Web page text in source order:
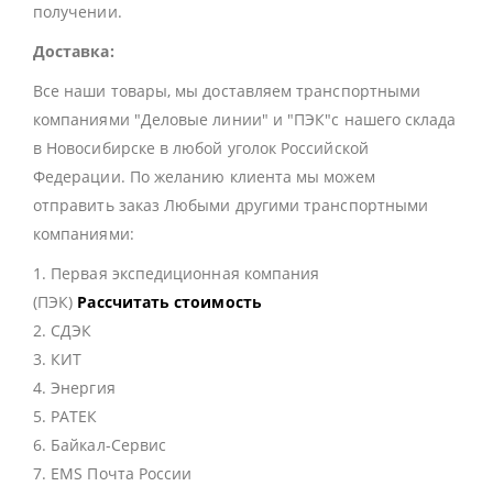
получении.
Доставка:
Все наши товары, мы доставляем транспортными
компаниями "Деловые линии" и "ПЭК"с нашего склада
в Новосибирске в любой уголок Российской
Федерации. По желанию клиента мы можем
отправить заказ Любыми другими транспортными
компаниями:
1. Первая экспедиционная компания
(ПЭК) Рассчитать стоимость
2. СДЭК
3. КИТ
4. Энергия
5. РАТЕК
6. Байкал-Сервис
7. EMS Почта России